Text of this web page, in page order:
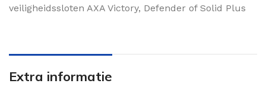
veiligheidssloten AXA Victory, Defender of Solid Plus
Extra informatie